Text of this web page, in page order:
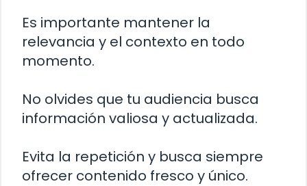
Es importante mantener la
relevancia y el contexto en todo
momento.
No olvides que tu audiencia busca
información valiosa y actualizada.
Evita la repetición y busca siempre
ofrecer contenido fresco y único.